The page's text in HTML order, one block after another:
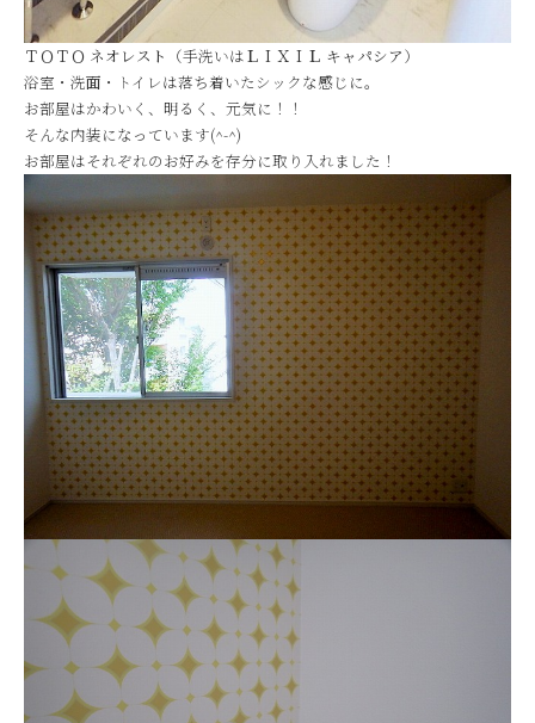
ＴＯＴＯ ネオレスト （手洗いはＬＩＸＩＬ キャパシア）
浴室・洗面・トイレは落ち着いたシックな感じに。
お部屋はかわいく、明るく、元気に！！
そんな内装になっています(^-^)
お部屋はそれぞれのお好みを存分に取り入れました！